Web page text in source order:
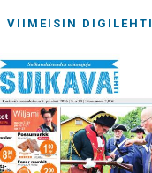
VIIMEISIN DIGILEHTI